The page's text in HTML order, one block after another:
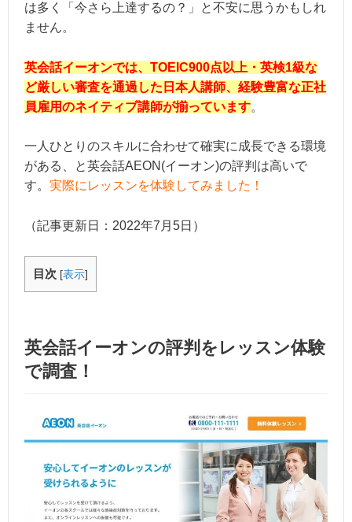
は多く「今さら上達するの？」と不安に思うかもしれ
ません。
英会話イーオンでは、TOEIC900点以上・英検1級な
ど厳しい審査を通過した日本人講師、経験豊富な正社
員雇用のネイティブ講師が揃っています。
一人ひとりのスキルに合わせて確実に成長できる環境
がある、と英会話AEON(イーオン)の評判は高いで
す。 実際にレッスンを体験してみました！
（記事更新日：2022年7月5日 ）
目次 [表示]
英会話イーオンの評判をレッスン体験
で調査！